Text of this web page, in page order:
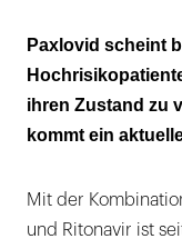
Cochrane:
Evidenz
Paxlovid scheint
ihren Zustand zu
kommt ein
Mit der
und Ritonavir ist